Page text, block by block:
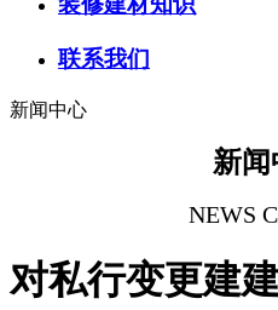
联系我们
新闻中心
新闻
NEWS
对私行变更建